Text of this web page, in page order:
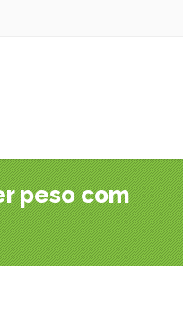
peso com